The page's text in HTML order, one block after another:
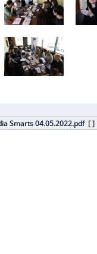
Smarts 04.05.2022.pdf [ ]